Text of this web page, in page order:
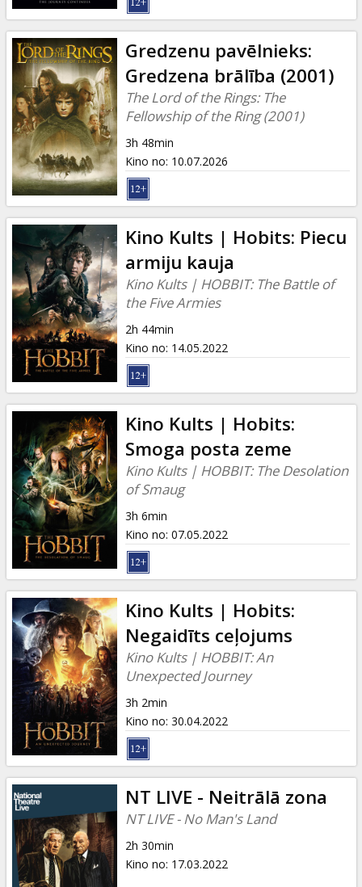
Gredzenu pavēlnieks:
Gredzena brālība (2001)
The Lord of the Rings: The
Fellowship of the Ring (2001)
3h 48min
Kino no: 10.07.2026
Kino Kults | Hobits: Piecu
armiju kauja
Kino Kults | HOBBIT: The Battle of
the Five Armies
2h 44min
Kino no: 14.05.2022
Kino Kults | Hobits:
Smoga posta zeme
Kino Kults | HOBBIT: The Desolation
of Smaug
3h 6min
Kino no: 07.05.2022
Kino Kults | Hobits:
Negaidīts ceļojums
Kino Kults | HOBBIT: An
Unexpected Journey
3h 2min
Kino no: 30.04.2022
NT LIVE - Neitrālā zona
NT LIVE - No Man's Land
2h 30min
Kino no: 17.03.2022